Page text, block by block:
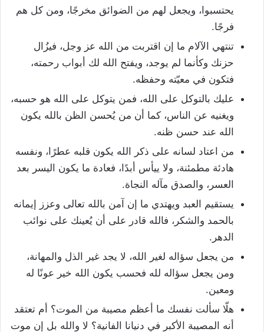
يحتسبوا، ويجعل لهم من الضوائق مخرجًا، ومن كل هم
فرجًا.
تنتهي الآلام ما إن اقتربت من الله عز وجل، فيزُال
حزنك وكأنما لم يوجد، ويفتح الله لك أبواب رحمته،
فتكون في معيّته وحفظه.
عليك بالتوكل على الله، فمن يتوكل على الله هو حسبه،
ويغنيه عن الناس، كما أن من يُحسن الظن بالله يكون
الله عند حسن ظنه.
من اعتاد لسانه على ذكر الله يكون قلبه عطرًا، ونفسه
هادئة مطمئنة، ولا ييأس أبدًا، فعادة ما يكون اليسر بعد
العسر، والصدق مآله النجاة.
يستقيم العبد ويهتدي ما إن آمن بالله تعالى وعزز إيمانه
بالحمد والشكر، فالله قادر على أن يُعينك على نوائب
الدهر.
من يجعل سؤاله لغير الله، لا يجد غير الذل والمهانة،
ومن يجعل سؤاله لله فحسب يكون الله خير عونًا له
ومعين.
هلّا سألت نفسك ما أعظم مصيبة من الموت؟ أم تعتقد
أنه المصيبة الأكبر في دنيانا الفانية؟ لا والله بل إن موت